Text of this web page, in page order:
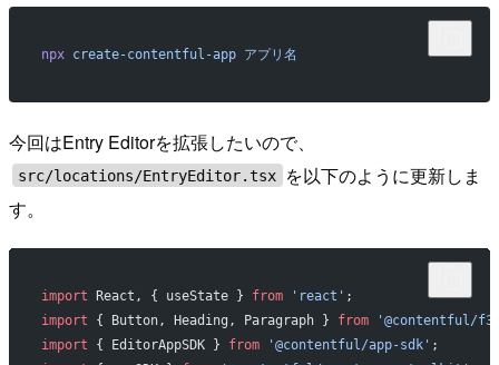
npx create-contentful-app アプリ名
今回はEntry Editorを拡張したいので、
src/locations/EntryEditor.tsx
を以下のように更新しま
す。
import React, { useState } from 'react' ;
import { Button, Heading, Paragraph } from '@contentful/
import { EditorAppSDK } from '@contentful/app-sdk' ;